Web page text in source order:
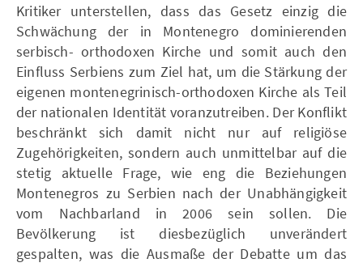
Kritiker unterstellen, dass das Gesetz einzig die
Schwächung der in Montenegro dominierenden
serbisch- orthodoxen Kirche und somit auch den
Einfluss Serbiens zum Ziel hat, um die Stärkung der
eigenen montenegrinisch-orthodoxen Kirche als Teil
der nationalen Identität voranzutreiben. Der Konflikt
beschränkt sich damit nicht nur auf religiöse
Zugehörigkeiten, sondern auch unmittelbar auf die
stetig aktuelle Frage, wie eng die Beziehungen
Montenegros zu Serbien nach der Unabhängigkeit
vom Nachbarland in 2006 sein sollen. Die
Bevölkerung ist diesbezüglich unverändert
gespalten, was die Ausmaße der Debatte um das